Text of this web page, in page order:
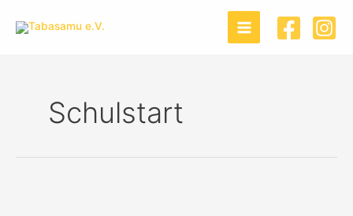
Inhalt
Schulstart